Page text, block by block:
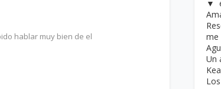
hablar muy bien de el
▼
me
Un